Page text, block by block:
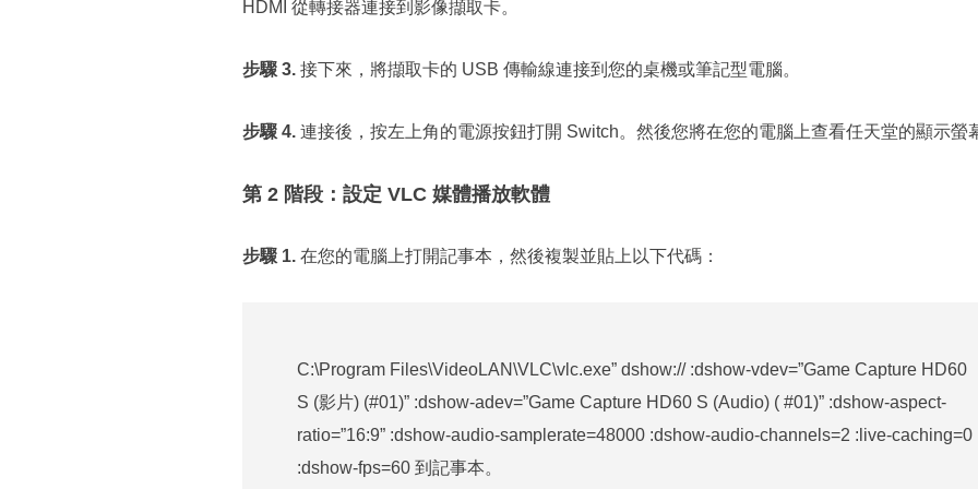
HDMI 從轉接器連接到影像擷取卡。
步驟 3. 接下來，將擷取卡的 USB 傳輸線連接到您的桌機或筆記型電腦。
步驟 4. 連接後，按左上角的電源按鈕打開 Switch。然後您將在您的電腦上查看任天堂的顯示螢
第 2 階段：設定 VLC 媒體播放軟體
步驟 1. 在您的電腦上打開記事本，然後複製並貼上以下代碼：
C:\Program Files\VideoLAN\VLC\vlc.exe” dshow:// :dshow-vdev=”Game Capture HD60
S (影片) (#01)” :dshow-adev=”Game Capture HD60 S (Audio) ( #01)” :dshow-aspect-
ratio=”16:9” :dshow-audio-samplerate=48000 :dshow-audio-channels=2 :live-caching=0
:dshow-fps=60 到記事本。